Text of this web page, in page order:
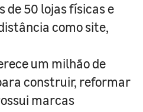
de 50 lojas físicas e
como site,
um milhão de
construir, reformar
marcas